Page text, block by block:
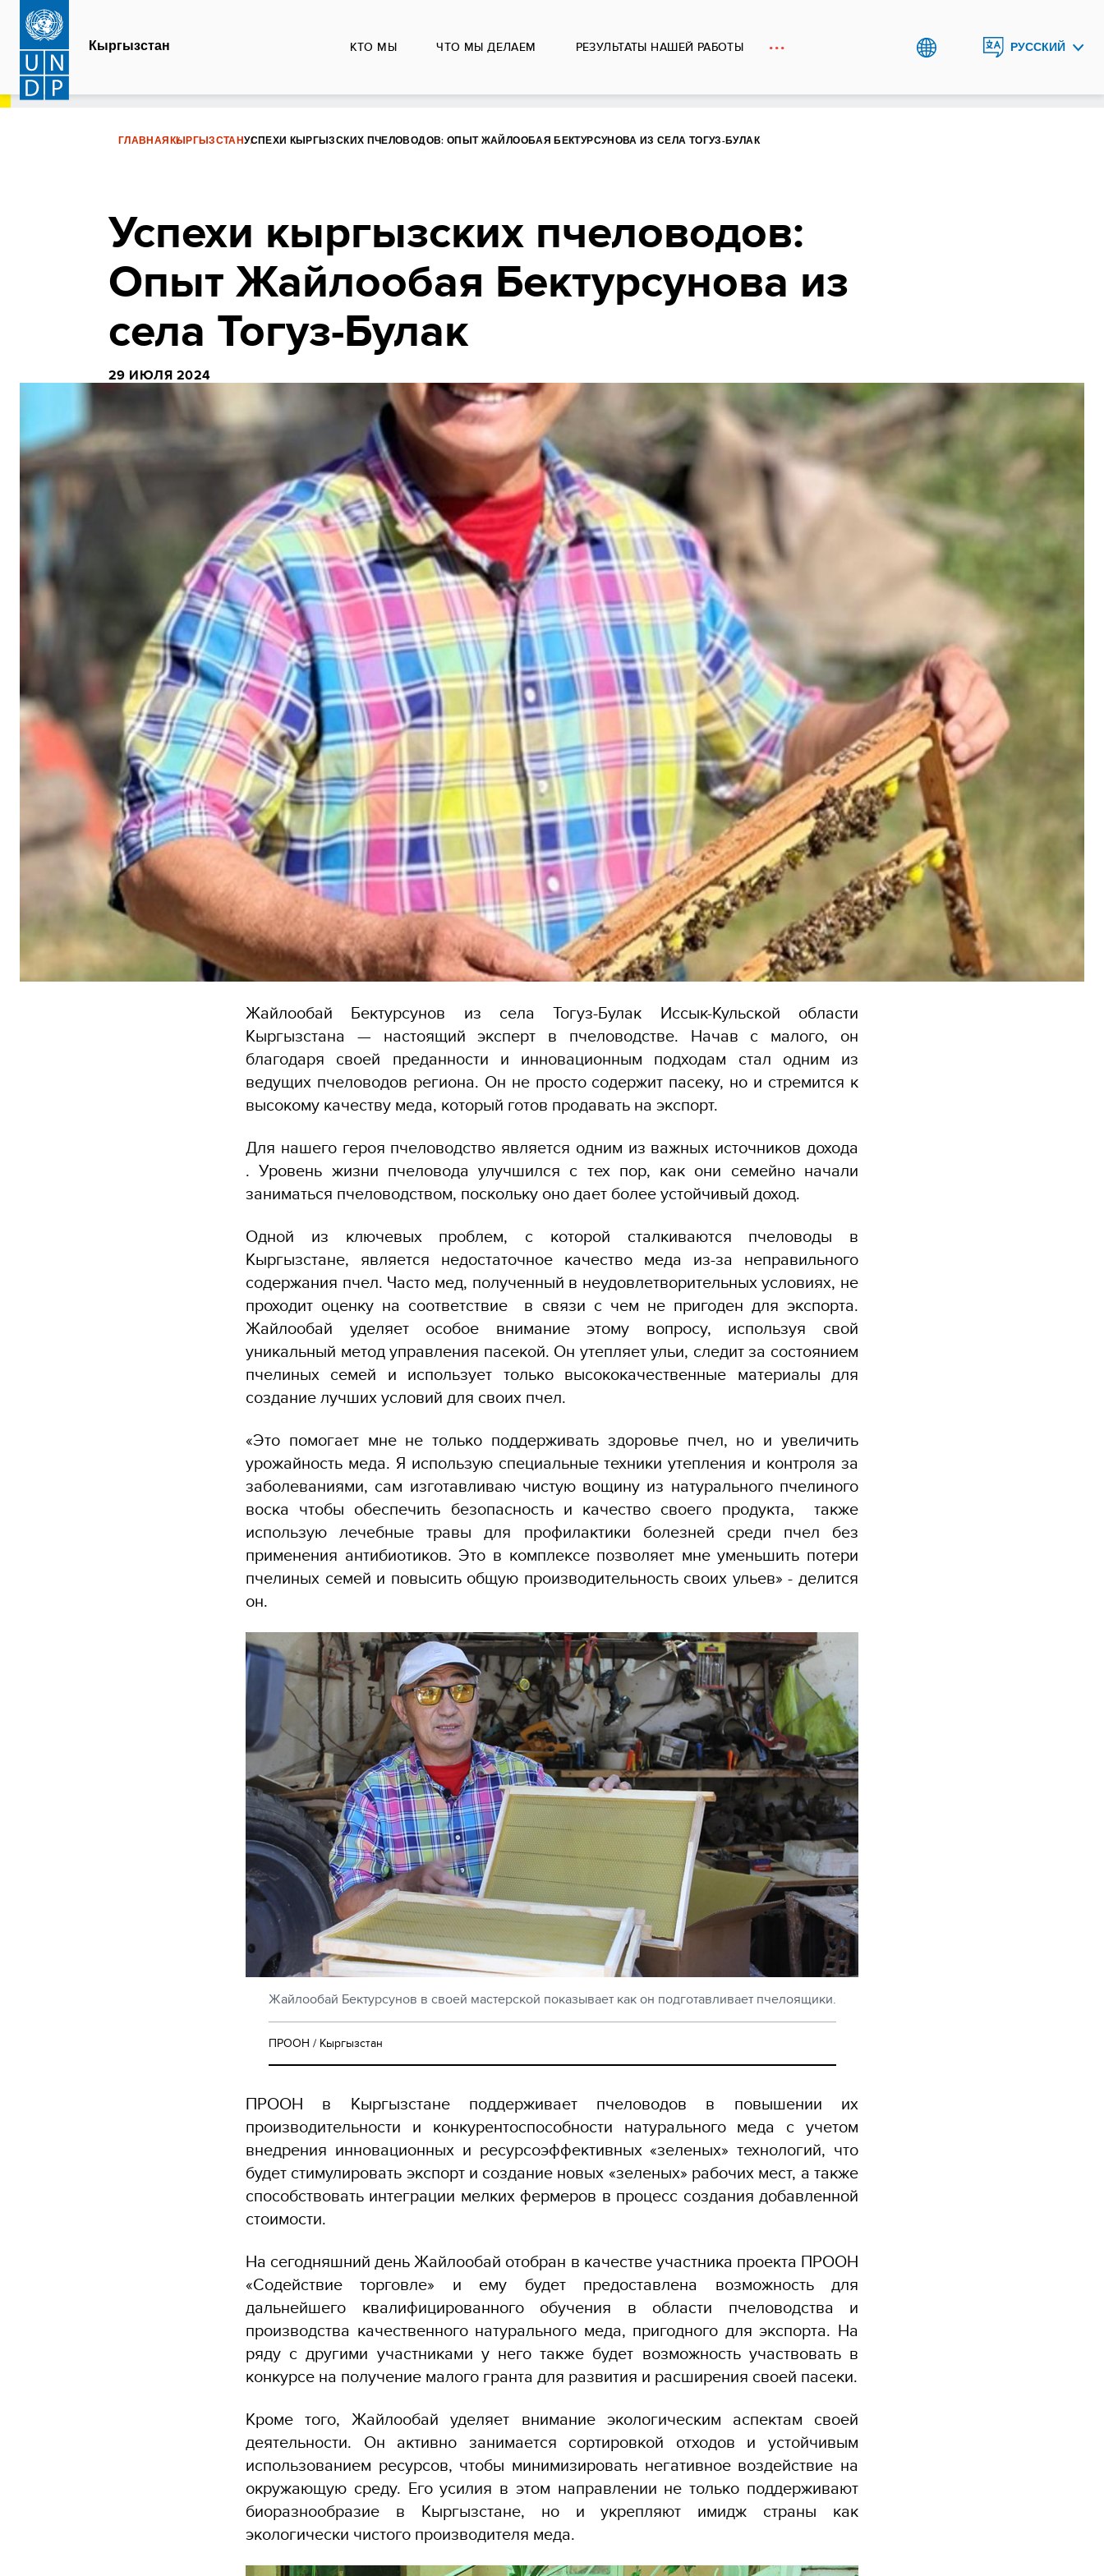
Перейти
основному
содержанию
Кыргызстан КТО МЫ ЧТО МЫ ДЕЛАЕМ РЕЗУЛЬТАТЫ НАШЕЙ РАБОТЫ РУССКИЙ
ГЛАВНАЯ КЫРГЫЗСТАНУСПЕХИ КЫРГЫЗСКИХ ПЧЕЛОВОДОВ: ОПЫТ ЖАЙЛООБАЯ БЕКТУРСУНОВА ИЗ СЕЛА ТОГУЗ-БУЛАК
Успехи кыргызских пчеловодов:
Опыт Жайлообая Бектурсунова из
села Тогуз-Булак
29 ИЮЛЯ 2024
Жайлообай Бектурсунов из села Тогуз-Булак Иссык-Кульской области
Кыргызстана — настоящий эксперт в пчеловодстве. Начав с малого, он
благодаря своей преданности и инновационным подходам стал одним из
ведущих пчеловодов региона. Он не просто содержит пасеку, но и стремится к
высокому качеству меда, который готов продавать на экспорт.
Для нашего героя пчеловодство является одним из важных источников дохода
. Уровень жизни пчеловода улучшился с тех пор, как они семейно начали
заниматься пчеловодством, поскольку оно дает более устойчивый доход.
Одной из ключевых проблем, с которой сталкиваются пчеловоды в
Кыргызстане, является недостаточное качество меда из-за неправильного
содержания пчел. Часто мед, полученный в неудовлетворительных условиях, не
проходит оценку на соответствие в связи с чем не пригоден для экспорта.
Жайлообай уделяет особое внимание этому вопросу, используя свой
уникальный метод управления пасекой. Он утепляет ульи, следит за состоянием
пчелиных семей и использует только высококачественные материалы для
создание лучших условий для своих пчел.
«Это помогает мне не только поддерживать здоровье пчел, но и увеличить
урожайность меда. Я использую специальные техники утепления и контроля за
заболеваниями, сам изготавливаю чистую вощину из натурального пчелиного
воска чтобы обеспечить безопасность и качество своего продукта, также
использую лечебные травы для профилактики болезней среди пчел без
применения антибиотиков. Это в комплексе позволяет мне уменьшить потери
пчелиных семей и повысить общую производительность своих ульев» - делится
он.
Жайлообай Бектурсунов в своей мастерской показывает как он подготавливает пчелоящики.
ПРООН / Кыргызстан
ПРООН в Кыргызстане поддерживает пчеловодов в повышении их
производительности и конкурентоспособности натурального меда с учетом
внедрения инновационных и ресурсоэффективных «зеленых» технологий, что
будет стимулировать экспорт и создание новых «зеленых» рабочих мест, а также
способствовать интеграции мелких фермеров в процесс создания добавленной
стоимости.
На сегодняшний день Жайлообай отобран в качестве участника проекта ПРООН
«Содействие торговле» и ему будет предоставлена возможность
для
дальнейшего квалифицированного обучения в области пчеловодства и
производства качественного натурального меда, пригодного для экспорта. На
ряду с другими участниками у него также будет возможность участвовать в
конкурсе на получение малого гранта для развития и расширения своей пасеки.
Кроме того, Жайлообай уделяет внимание экологическим аспектам своей
деятельности. Он активно занимается сортировкой отходов и устойчивым
использованием ресурсов, чтобы минимизировать негативное воздействие на
окружающую среду. Его усилия в этом направлении не только поддерживают
биоразнообразие в Кыргызстане, но и укрепляют имидж страны как
экологически чистого производителя меда.